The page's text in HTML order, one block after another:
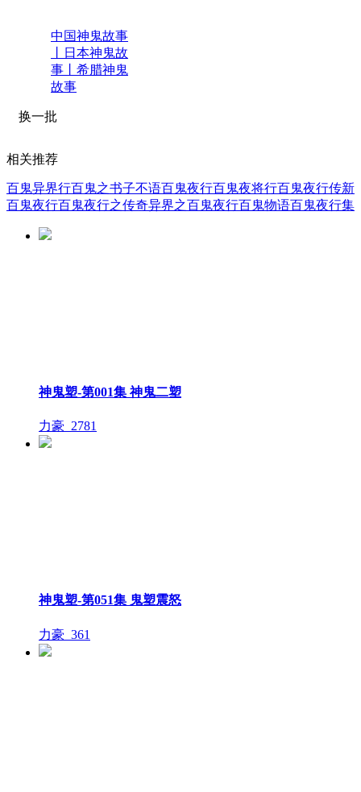
中国神鬼故事
丨日本神鬼故
事丨希腊神鬼
故事
换一批
相关推荐
百鬼异界行百鬼之书子不语百鬼夜行百鬼夜将行百鬼夜行传新
百鬼夜行百鬼夜行之传奇异界之百鬼夜行百鬼物语百鬼夜行集
神鬼塑-第001集 神鬼二塑
力豪_ 2781
神鬼塑-第051集 鬼塑震怒
力豪_ 361